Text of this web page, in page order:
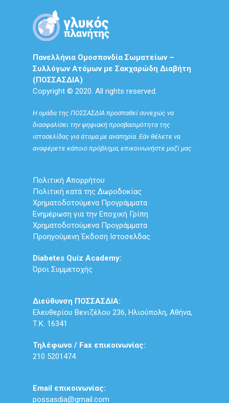
Πανελλήνια Ομοσπονδία Σωματείων –
Συλλόγων Ατόμων με Σακχαρώδη Διαβήτη
(ΠΟΣΣΑΣΔΙΑ)
Copyright © 2020. All rights reserved.
Η ομάδα της ΠΟΣΣΑΣΔΙΑ προσπαθεί συνεχώς να
διασφαλίσει την ψηφιακή προσβασιμότητα της
ιστοσελίδας για άτομα με αναπηρία. Εάν θέλετε να
αναφέρετε κάποιο πρόβλημα, επικοινωνήστε μαζί μας.
Πολιτική Απορρήτου
Πολιτική κατά της Δωροδοκίας
Χρηματοδοτούμενα Προγράμματα
Ενημέρωση για την Εποχική Γρίπη
Χρηματοδοτούμενα Προγράμματα
Προηγούμενη Έκδοση Ιστοσελδας
Diabetes Quiz Academy:
Όροι Συμμετοχής
Διεύθυνση ΠΟΣΣΑΣΔΙΑ:
Ελευθερίου Βενιζέλου 236, Ηλιούπολη, Αθήνα,
Τ.Κ. 16341
Τηλέφωνο / Fax επικοινωνίας:
210 5201474
Email επικοινωνίας:
possasdia@gmail.com